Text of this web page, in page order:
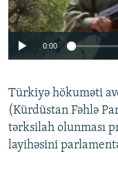
Auto
0:00
Türkiyə hökuməti
(Kürdüstan Fəhlə
tərksilah olunması
layihəsini